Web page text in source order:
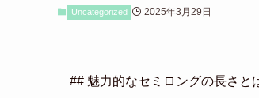
Uncategorized 2025年3月29日
## 魅力的なセミロングの長さと